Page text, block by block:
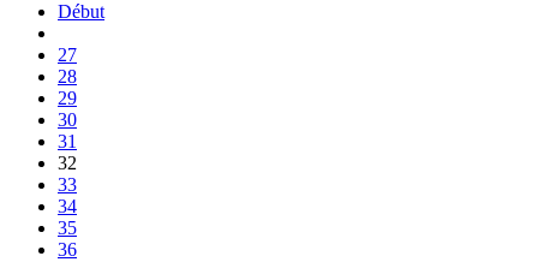
Début
27
28
29
30
31
32
33
34
35
36